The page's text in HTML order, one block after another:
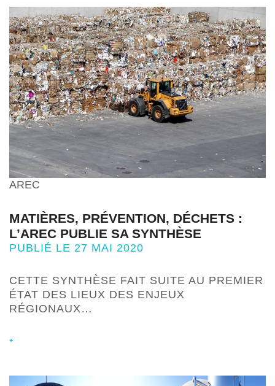
AREC
MATIÈRES, PRÉVENTION, DÉCHETS :
L’AREC PUBLIE SA SYNTHÈSE
PUBLIÉ LE 27 MAI 2020
CETTE SYNTHÈSE FAIT SUITE AU PREMIER
ÉTAT DES LIEUX DES ENJEUX
RÉGIONAUX…
+